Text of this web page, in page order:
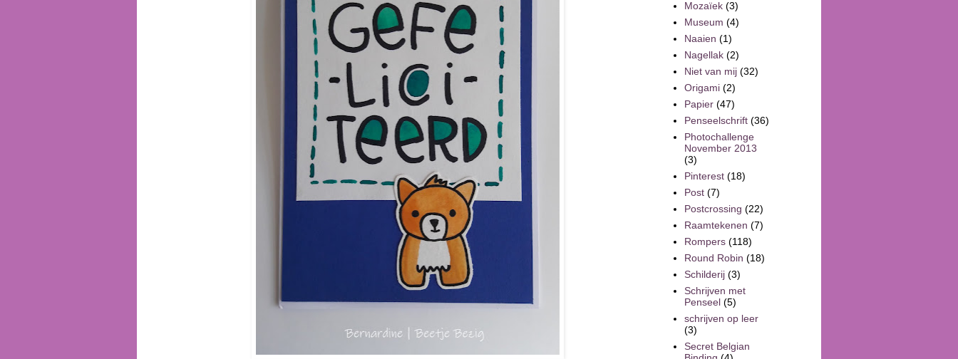
Mozaïek (3)
Museum (4)
Naaien (1)
Nagellak (2)
Niet van mij (32)
Origami (2)
Papier (47)
Penseelschrift (36)
Photochallenge
November 2013
(3)
Pinterest (18)
Post (7)
Postcrossing (22)
Raamtekenen (7)
Rompers (118)
Round Robin (18)
Schilderij (3)
Schrijven met
Penseel (5)
schrijven op leer
(3)
Secret Belgian